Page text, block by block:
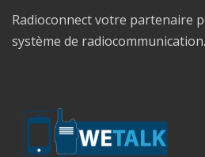
Radioconnect votre partenaire
système de radiocommunication.